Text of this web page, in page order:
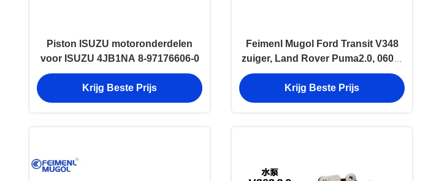
Piston ISUZU motoronderdelen
voor ISUZU 4JB1NA 8-97176606-0
Krijg Beste Prijs
Feimenl Mugol Ford Transit V348
zuiger, Land Rover Puma2.0, 0603-
010503-002
Krijg Beste Prijs